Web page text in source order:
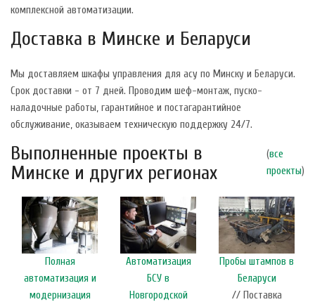
комплексной автоматизации.
Доставка в Минске и Беларуси
Мы доставляем шкафы управления для асу по Минску и Беларуси.
Срок доставки - от 7 дней. Проводим шеф-монтаж, пуско-
наладочные работы, гарантийное и постагарантийное
обслуживание, оказываем техническую поддержку 24/7.
Выполненные проекты в
Минске и других регионах
(все
проекты)
Полная
автоматизация и
модернизация
Автоматизация
БСУ в
Новгородской
Пробы штампов в
Беларуси
// Поставка